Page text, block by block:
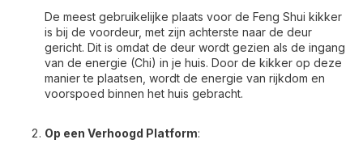
De meest gebruikelijke plaats voor de Feng Shui kikker
is bij de voordeur, met zijn achterste naar de deur
gericht. Dit is omdat de deur wordt gezien als de ingang
van de energie (Chi) in je huis. Door de kikker op deze
manier te plaatsen, wordt de energie van rijkdom en
voorspoed binnen het huis gebracht.
Op een Verhoogd Platform: